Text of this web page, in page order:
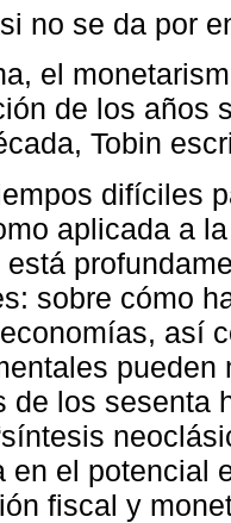
no se da por
el
de los años
Tobin
difíciles
aplicada a
está
sobre cómo
así
de los sesenta
en el potencial
fiscal y